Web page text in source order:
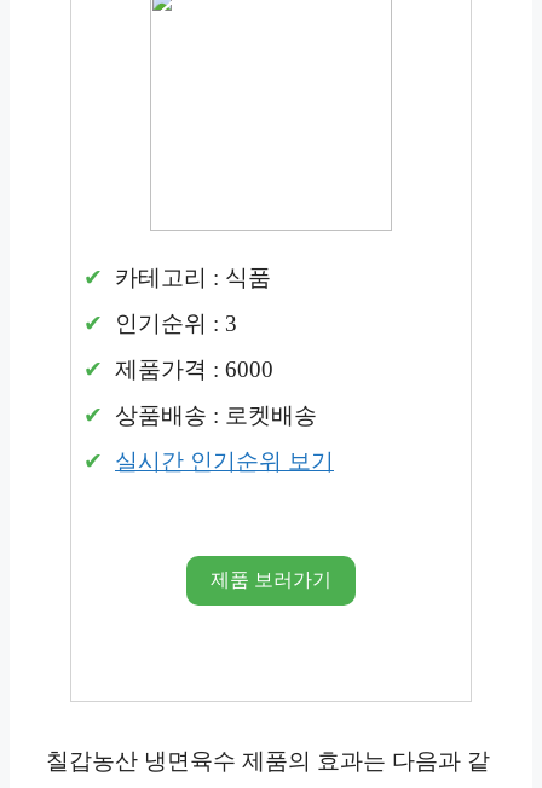
카테고리 : 식품
인기순위 : 3
제품가격 : 6000
상품배송 : 로켓배송
실시간 인기순위 보기
제품 보러가기
칠갑농산 냉면육수 제품의 효과는 다음과 같